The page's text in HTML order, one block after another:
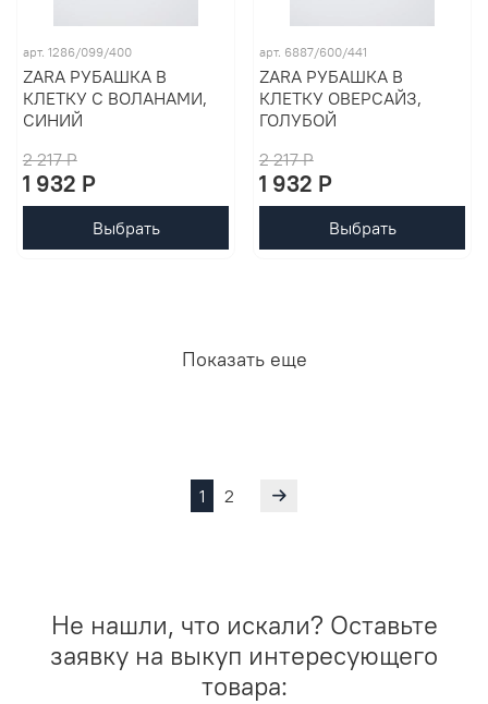
арт. 1286/099/400
ZARA РУБАШКА В
КЛЕТКУ С ВОЛАНАМИ,
СИНИЙ
2 217 P
1 932 P
Выбрать
арт. 6887/600/441
ZARA РУБАШКА В
КЛЕТКУ ОВЕРСАЙЗ,
ГОЛУБОЙ
2 217 P
1 932 P
Выбрать
Показать еще
1 2
Не нашли, что искали? Оставьте
заявку на выкуп интересующего
товара: